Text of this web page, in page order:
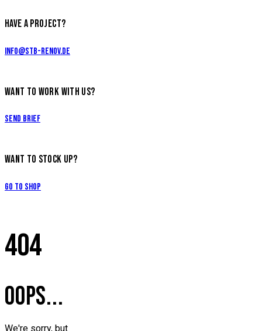
HAVE A PROJECT?
info@stb-renov.de
WANT TO WORK WITH US?
Send Brief
WANT TO STOCK UP?
Go to Shop
404
OOPS...
We're sorry, but